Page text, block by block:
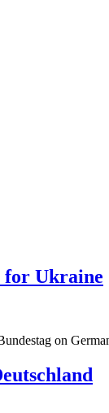
for Ukraine
on